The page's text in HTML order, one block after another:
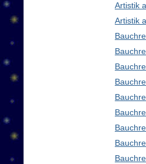
Artistik
Artistik